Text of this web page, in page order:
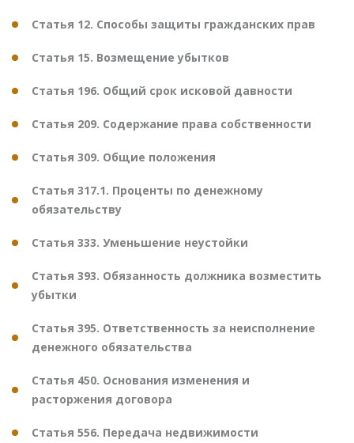
Статья 12. Способы защиты гражданских прав
Статья 15. Возмещение убытков
Статья 196. Общий срок исковой давности
Статья 209. Содержание права собственности
Статья 309. Общие положения
Статья 317.1. Проценты по денежному
обязательству
Статья 333. Уменьшение неустойки
Статья 393. Обязанность должника возместить
убытки
Статья 395. Ответственность за неисполнение
денежного обязательства
Статья 450. Основания изменения и
расторжения договора
Статья 556. Передача недвижимости